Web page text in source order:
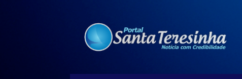
Santa
Teresinha